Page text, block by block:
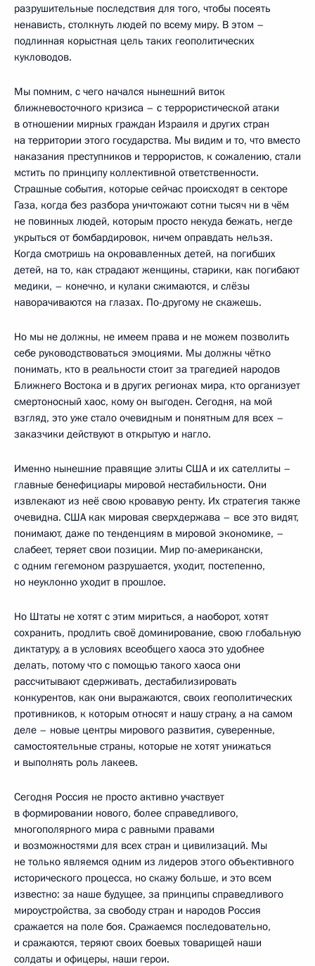
разрушительные последствия для того, чтобы посеять
ненависть, столкнуть людей по всему миру. В этом –
подлинная корыстная цель таких геополитических
кукловодов.
Мы помним, с чего начался нынешний виток
ближневосточного кризиса – с террористической атаки
в отношении мирных граждан Израиля и других стран
на территории этого государства. Мы видим и то, что вместо
наказания преступников и террористов, к сожалению, стали
мстить по принципу коллективной ответственности.
Страшные события, которые сейчас происходят в секторе
Газа, когда без разбора уничтожают сотни тысяч ни в чём
не повинных людей, которым просто некуда бежать, негде
укрыться от бомбардировок, ничем оправдать нельзя.
Когда смотришь на окровавленных детей, на погибших
детей, на то, как страдают женщины, старики, как погибают
медики, – конечно, и кулаки сжимаются, и слёзы
наворачиваются на глазах. По-другому не скажешь.
Но мы не должны, не имеем права и не можем позволить
себе руководствоваться эмоциями. Мы должны чётко
понимать, кто в реальности стоит за трагедией народов
Ближнего Востока и в других регионах мира, кто организует
смертоносный хаос, кому он выгоден. Сегодня, на мой
взгляд, это уже стало очевидным и понятным для всех –
заказчики действуют в открытую и нагло.
Именно нынешние правящие элиты США и их сателлиты –
главные бенефициары мировой нестабильности. Они
извлекают из неё свою кровавую ренту. Их стратегия также
очевидна. США как мировая сверхдержава – все это видят,
понимают, даже по тенденциям в мировой экономике, –
слабеет, теряет свои позиции. Мир по-американски,
с одним гегемоном разрушается, уходит, постепенно,
но неуклонно уходит в прошлое.
Но Штаты не хотят с этим мириться, а наоборот, хотят
сохранить, продлить своё доминирование, свою глобальную
диктатуру, а в условиях всеобщего хаоса это удобнее
делать, потому что с помощью такого хаоса они
рассчитывают сдерживать, дестабилизировать
конкурентов, как они выражаются, своих геополитических
противников, к которым относят и нашу страну, а на самом
деле – новые центры мирового развития, суверенные,
самостоятельные страны, которые не хотят унижаться
и выполнять роль лакеев.
Сегодня Россия не просто активно участвует
в формировании нового, более справедливого,
многополярного мира с равными правами
и возможностями для всех стран и цивилизаций. Мы
не только являемся одним из лидеров этого объективного
исторического процесса, но скажу больше, и это всем
известно: за наше будущее, за принципы справедливого
мироустройства, за свободу стран и народов Россия
сражается на поле боя. Сражаемся последовательно,
и сражаются, теряют своих боевых товарищей наши
солдаты и офицеры, наши герои.